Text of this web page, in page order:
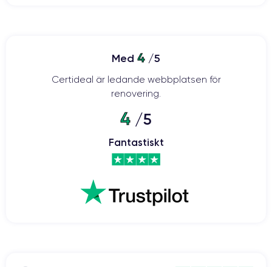
Med 4 /5
Certideal är ledande webbplatsen för
renovering.
4 /5
Fantastiskt